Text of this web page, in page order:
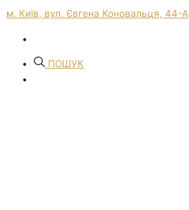
м. Київ, вул. Євгена Коновальця, 44-А
ПОШУК